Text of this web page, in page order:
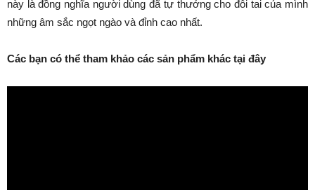
này là đồng nghĩa người dùng đã tự thưởng cho đôi tai của mình
những âm sắc ngọt ngào và đỉnh cao nhất.
Các bạn có thể tham khảo các sản phẩm khác tại đây